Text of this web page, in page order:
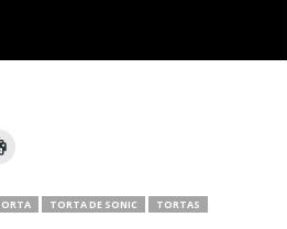
TORTA DE SONIC
TORTAS